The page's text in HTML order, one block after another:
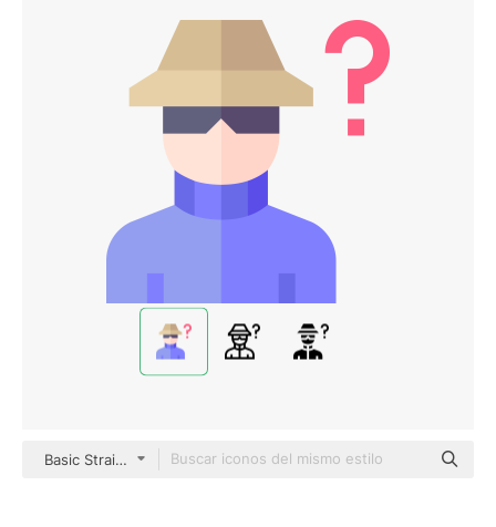
Basic Straight Flat